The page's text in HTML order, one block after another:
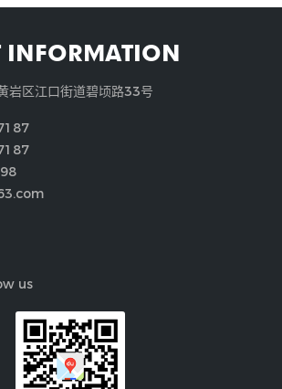
INFORMATION
岩区江口街道碧顷路33号
us